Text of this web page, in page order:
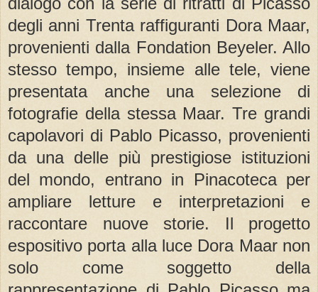
degli anni Trenta raffiguranti Dora Maar,
provenienti dalla Fondation Beyeler. Allo
stesso tempo, insieme alle tele, viene
presentata anche una selezione di
fotografie della stessa Maar. Tre grandi
capolavori di Pablo Picasso, provenienti
da una delle più prestigiose istituzioni
del mondo, entrano in Pinacoteca per
ampliare letture e interpretazioni e
raccontare nuove storie. Il progetto
espositivo porta alla luce Dora Maar non
solo come soggetto della